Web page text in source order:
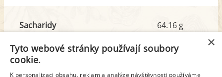
Sacharidy
z toho cukr
64.16 g
8.59 g
Tuk
25.62 g
×
Tyto webové stránky používají soubory
cookie.
K personalizaci obsahu, reklam a analýze návštěvnosti používáme